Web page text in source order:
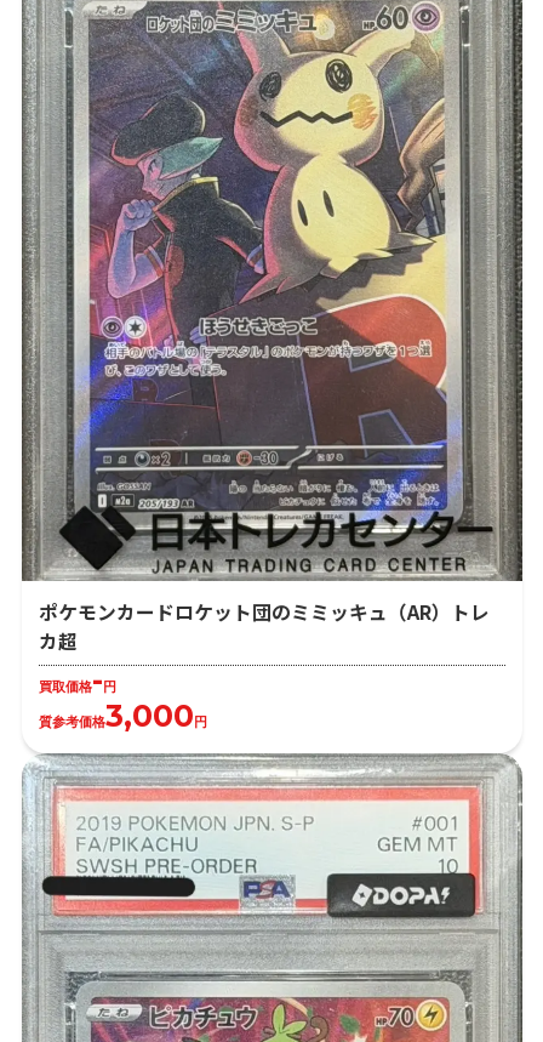
ポケモンカードロケット団のミミッキュ（AR）トレ
カ超
買取価格- 円
質参考価格3,000 円